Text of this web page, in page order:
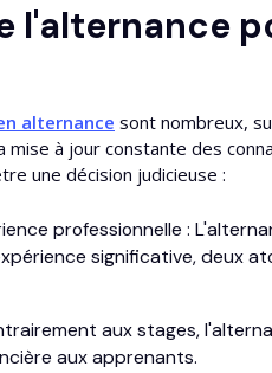
l'alternance
alternance sont nombreux,
à jour constante des
une décision judicieuse :
professionnelle :
significative, deux
aux stages,
aux apprenants.